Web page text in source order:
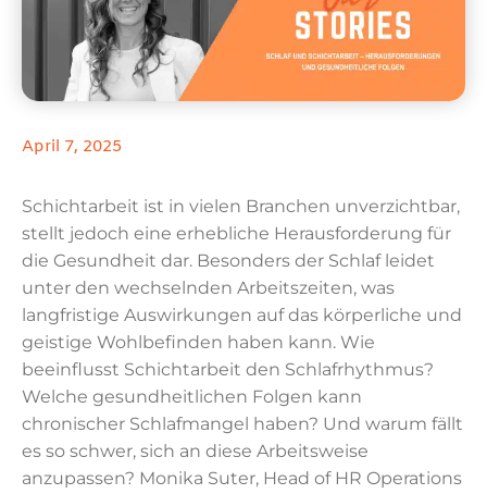
April 7, 2025
Schichtarbeit ist in vielen Branchen unverzichtbar,
stellt jedoch eine erhebliche Herausforderung für
die Gesundheit dar. Besonders der Schlaf leidet
unter den wechselnden Arbeitszeiten, was
langfristige Auswirkungen auf das körperliche und
geistige Wohlbefinden haben kann. Wie
beeinflusst Schichtarbeit den Schlafrhythmus?
Welche gesundheitlichen Folgen kann
chronischer Schlafmangel haben? Und warum fällt
es so schwer, sich an diese Arbeitsweise
anzupassen? Monika Suter, Head of HR Operations